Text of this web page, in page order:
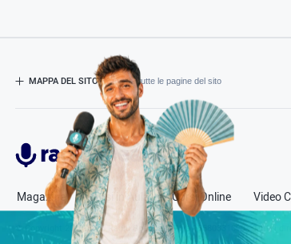
MAPPA DEL SITO- Esplora tutte le pagine del sito
Radiospeaker.it
Magazine Corsi in Aula Corsi Online Video
2011-2026 Radio Speaker - P.Iva 13580331000- Tutti i